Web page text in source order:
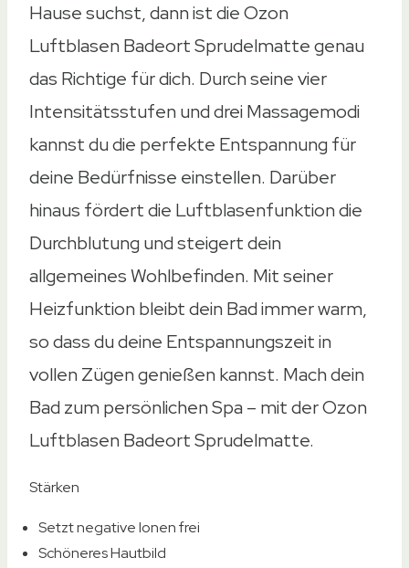
Hause suchst, dann ist die Ozon
Luftblasen Badeort Sprudelmatte genau
das Richtige für dich. Durch seine vier
Intensitätsstufen und drei Massagemodi
kannst du die perfekte Entspannung für
deine Bedürfnisse einstellen. Darüber
hinaus fördert die Luftblasenfunktion die
Durchblutung und steigert dein
allgemeines Wohlbefinden. Mit seiner
Heizfunktion bleibt dein Bad immer warm,
so dass du deine Entspannungszeit in
vollen Zügen genießen kannst. Mach dein
Bad zum persönlichen Spa – mit der Ozon
Luftblasen Badeort Sprudelmatte.
Stärken
Setzt negative Ionen frei
Schöneres Hautbild